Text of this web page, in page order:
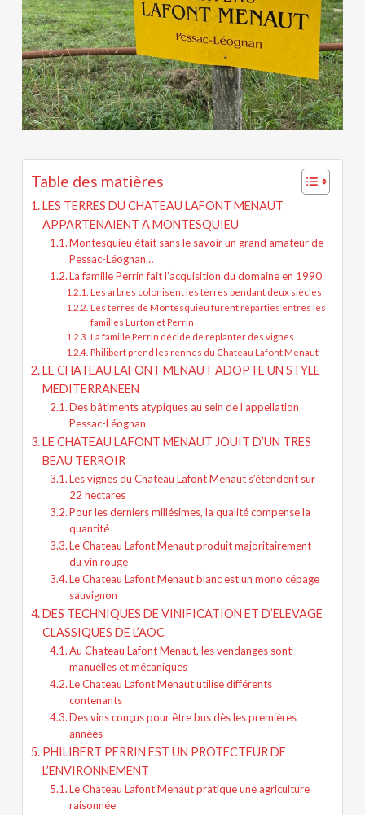
Table des matières
LES TERRES DU CHATEAU LAFONT MENAUT
APPARTENAIENT A MONTESQUIEU
Montesquieu était sans le savoir un grand amateur de
Pessac-Léognan…
La famille Perrin fait l’acquisition du domaine en 1990
Les arbres colonisent les terres pendant deux siècles
Les terres de Montesquieu furent réparties entres les
familles Lurton et Perrin
La famille Perrin décide de replanter des vignes
Philibert prend les rennes du Chateau Lafont Menaut
LE CHATEAU LAFONT MENAUT ADOPTE UN STYLE
MEDITERRANEEN
Des bâtiments atypiques au sein de l’appellation
Pessac-Léognan
LE CHATEAU LAFONT MENAUT JOUIT D’UN TRES
BEAU TERROIR
Les vignes du Chateau Lafont Menaut s’étendent sur
22 hectares
Pour les derniers millésimes, la qualité compense la
quantité
Le Chateau Lafont Menaut produit majoritairement
du vin rouge
Le Chateau Lafont Menaut blanc est un mono cépage
sauvignon
DES TECHNIQUES DE VINIFICATION ET D’ELEVAGE
CLASSIQUES DE L’AOC
Au Chateau Lafont Menaut, les vendanges sont
manuelles et mécaniques
Le Chateau Lafont Menaut utilise différents
contenants
Des vins conçus pour être bus dès les premières
années
PHILIBERT PERRIN EST UN PROTECTEUR DE
L’ENVIRONNEMENT
Le Chateau Lafont Menaut pratique une agriculture
raisonnée